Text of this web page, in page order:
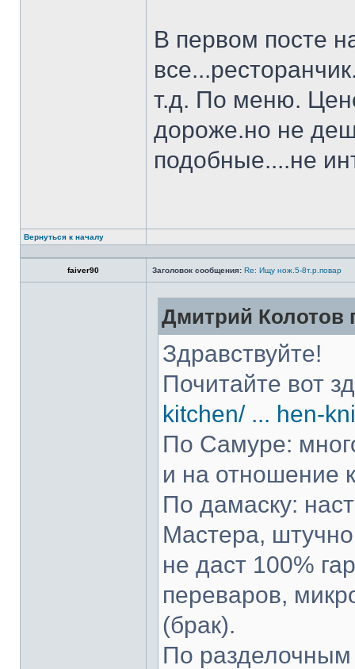
В первом посте
т.д. По меню.
дороже.но не
подобные....не
Вернуться к началу
faiver90 Заголовок сообщения: Re: Ищу нож.5-8т.р.повар
Дмитрий Колотов
Здравствуйте!
Почитайте вот
kitchen/ ... hen-
По Самуре:
и на отношение
По дамаску:
Мастера,
не даст 100%
переваров,
(брак).
По разделочным